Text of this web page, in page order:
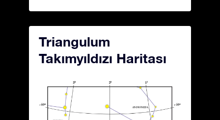
Triangulum
Takımyıldızı Haritası